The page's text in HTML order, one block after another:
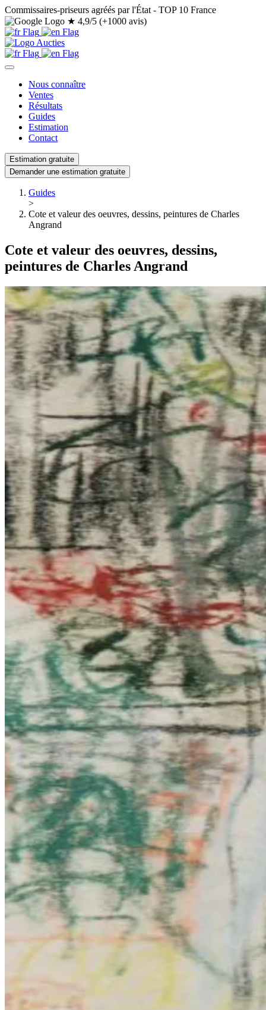
Commissaires-priseurs agréés par l'État - TOP 10 France
★ 4,9/5 (+1000 avis)
Nous connaître
Ventes
Résultats
Guides
Estimation
Contact
Estimation gratuite
Demander une estimation gratuite
Guides
>
Cote et valeur des oeuvres, dessins, peintures de Charles
Angrand
Cote et valeur des oeuvres, dessins,
peintures de Charles Angrand